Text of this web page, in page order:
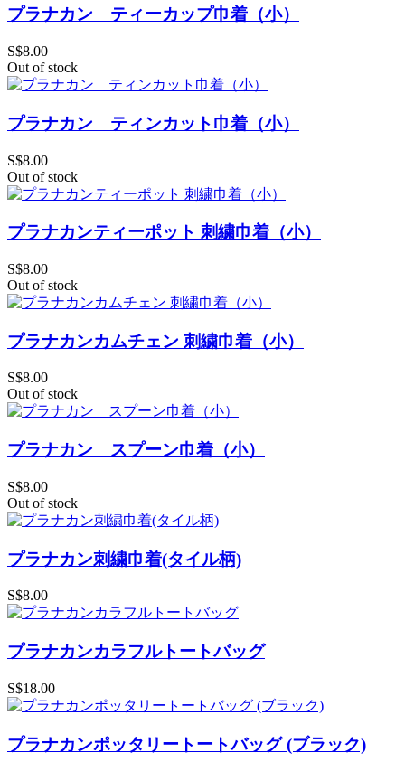
プラナカン ティーカップ巾着（小）
S$8.00
Out of stock
プラナカン ティンカット巾着（小）
S$8.00
Out of stock
プラナカンティーポット 刺繍巾着（小）
S$8.00
Out of stock
プラナカンカムチェン 刺繍巾着（小）
S$8.00
Out of stock
プラナカン スプーン巾着（小）
S$8.00
Out of stock
プラナカン刺繍巾着(タイル柄)
S$8.00
プラナカンカラフルトートバッグ
S$18.00
プラナカンポッタリートートバッグ (ブラック)